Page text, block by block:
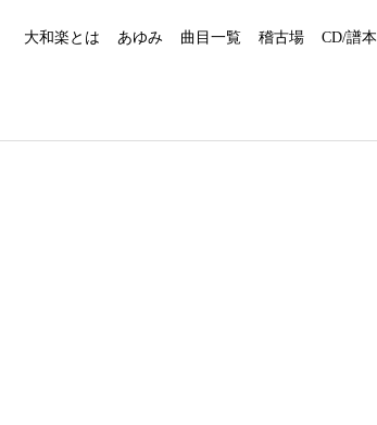
大和楽とは あゆみ 曲目一覧 稽古場 CD/譜本